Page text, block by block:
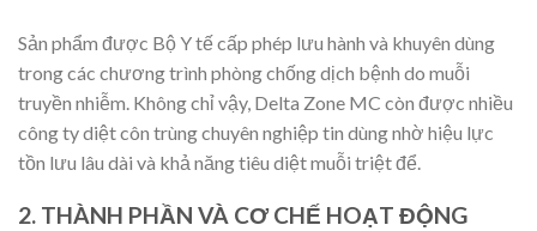
Sản phẩm được Bộ Y tế cấp phép lưu hành và khuyên dùng
trong các chương trình phòng chống dịch bệnh do muỗi
truyền nhiễm. Không chỉ vậy, Delta Zone MC còn được nhiều
công ty diệt côn trùng chuyên nghiệp tin dùng nhờ hiệu lực
tồn lưu lâu dài và khả năng tiêu diệt muỗi triệt để.
2. THÀNH PHẦN VÀ CƠ CHẾ HOẠT ĐỘNG